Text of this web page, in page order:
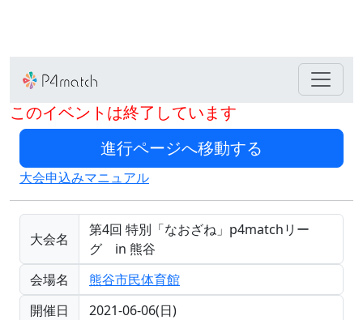
このイベントは終了しています
大会申込みマニュアル
大会名
第4回 特別「なおざね」p4matchリー
グ in 熊谷
会場名
熊谷市民体育館
開催日
2021-06-06(日)